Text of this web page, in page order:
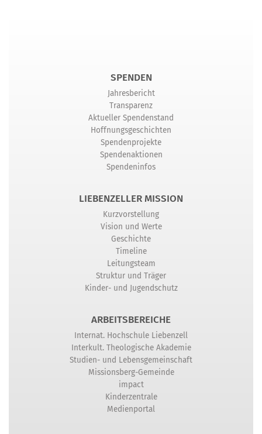
SPENDEN
Jahresbericht
Transparenz
Aktueller Spendenstand
Hoffnungsgeschichten
Spendenprojekte
Spendenaktionen
Spendeninfos
LIEBENZELLER MISSION
Kurzvorstellung
Vision und Werte
Geschichte
Timeline
Leitungsteam
Struktur und Träger
Kinder- und Jugendschutz
ARBEITSBEREICHE
Internat. Hochschule Liebenzell
Interkult. Theologische Akademie
Studien- und Lebensgemeinschaft
Missionsberg-Gemeinde
impact
Kinderzentrale
Medienportal